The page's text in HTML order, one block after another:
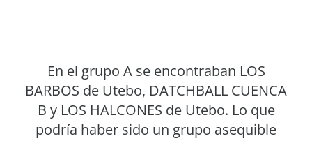
En el grupo A se encontraban LOS
BARBOS de Utebo, DATCHBALL CUENCA
B y LOS HALCONES de Utebo. Lo que
podría haber sido un grupo asequible